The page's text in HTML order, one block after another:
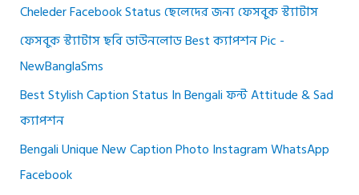
Cheleder Facebook Status ছেলেদের জন্য ফেসবুক স্ট্যাটাস
ফেসবুক স্ট্যাটাস ছবি ডাউনলোড Best ক্যাপশন Pic -
NewBanglaSms
Best Stylish Caption Status In Bengali ফন্ট Attitude & Sad
ক্যাপশন
Bengali Unique New Caption Photo Instagram WhatsApp
Facebook